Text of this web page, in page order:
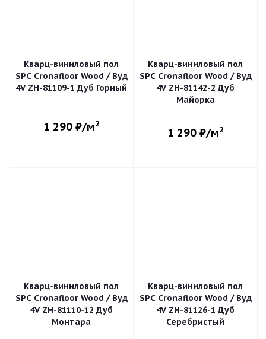
Кварц-виниловый пол
SPC Cronafloor Wood / Вуд
4V ZH-81109-1 Дуб Горный
1 290₽/м2
Кварц-виниловый пол
SPC Cronafloor Wood / Вуд
4V ZH-81142-2 Дуб
Майорка
1 290₽/м2
Кварц-виниловый пол
SPC Cronafloor Wood / Вуд
4V ZH-81110-12 Дуб
Монтара
Кварц-виниловый пол
SPC Cronafloor Wood / Вуд
4V ZH-81126-1 Дуб
Серебристый